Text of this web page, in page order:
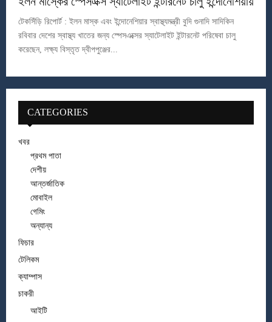
টেকসিঁড়ি রিপোর্ট : ইলন মাস্ক এবং ইন্দোনেশিয়ার স্বাস্থ্যমন্ত্রী বুদি গুনাদি সাদিকিন
রবিবার দেশের স্বাস্থ্য খাতের জন্য স্পেসএক্সের স্যাটেলাইট ইন্টারনেট পরিষেবা চালু
করেছেন, লক্ষ্য বিস্তৃত দ্বীপপুঞ্জের...
CATEGORIES
খবর
প্রথম পাতা
দেশীয়
আন্তর্জাতিক
মোবাইল
গেমিং
অন্যান্য
ফিচার
টেলিকম
ক্যাম্পাস
চাকরী
আইটি